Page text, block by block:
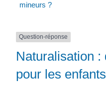
mineurs ?
Question-réponse
Naturalisation :
pour les